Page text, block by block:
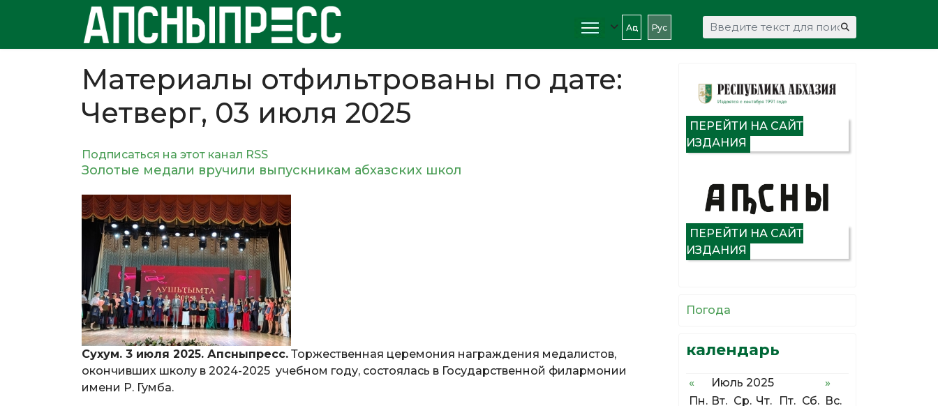
Аԥс Рус Искать...
Материалы отфильтрованы по дате:
Четверг, 03 июля 2025
Подписаться на этот канал RSS
Золотые медали вручили выпускникам абхазских школ
Сухум. 3 июля 2025. Апсныпресс. Торжественная церемония награждения медалистов,
окончивших школу в 2024-2025 учебном году, состоялась в Государственной филармонии
имени Р. Гумба.
ПЕРЕЙТИ НА САЙТ
ИЗДАНИЯ
ПЕРЕЙТИ НА САЙТ
ИЗДАНИЯ
Погода
календарь
« Июль 2025
»
Пн. Вт. Ср. Чт. Пт. Сб. Вс.